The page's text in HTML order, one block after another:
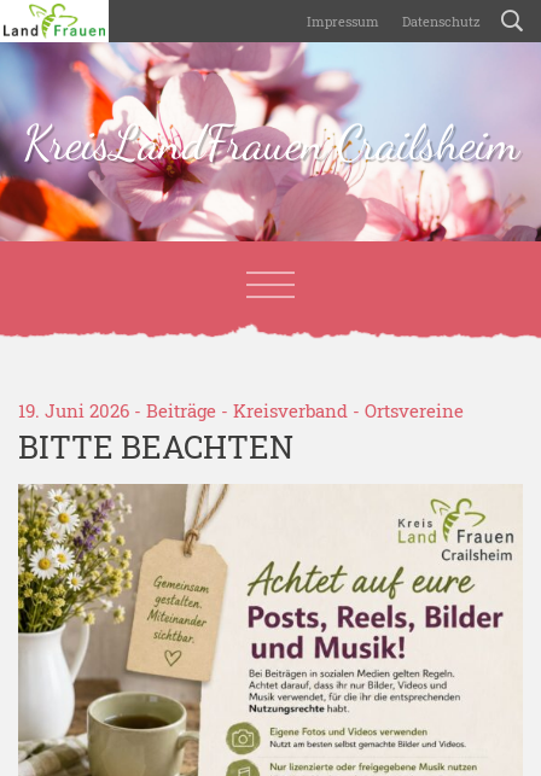
Impressum Datenschutz
KreisLandFrauen Crailsheim
19. Juni 2026 - Beiträge - Kreisverband - Ortsvereine
BITTE BEACHTEN